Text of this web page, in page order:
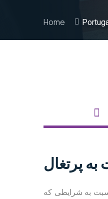
Home
پرتغال
به شرایطی که